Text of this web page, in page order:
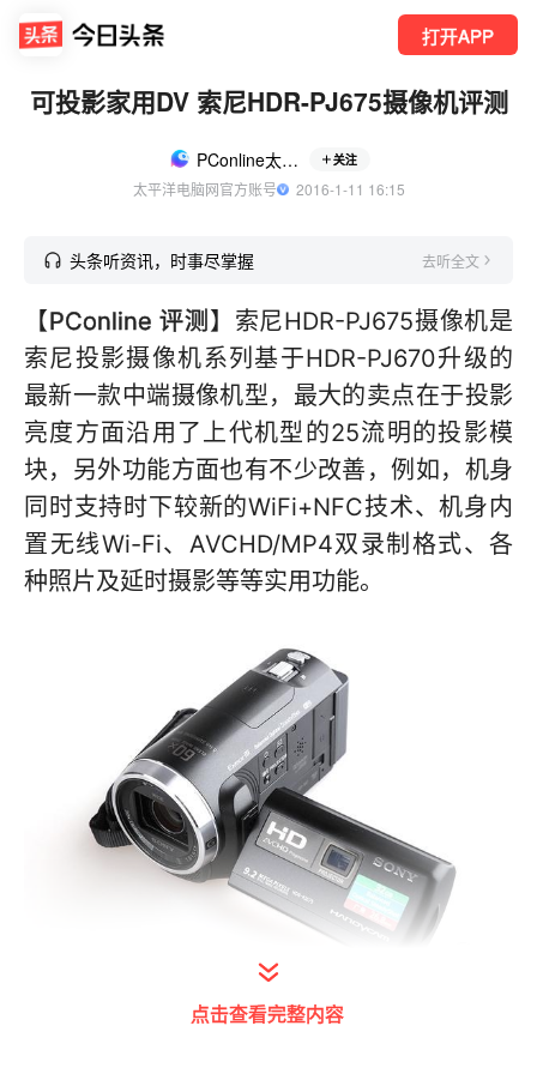
打开APP
可投影家用DV 索尼HDR-PJ675摄像机评测
PConline太平洋科技 关注
太平洋电脑网官方账号
  2016-1-11 16:15
头条听资讯，时事尽掌握 去听全文
【PConline 评测 】索尼HDR-PJ675摄像机是
索尼投影摄像机系列基于HDR-PJ670升级的
最新一款中端摄像机型，最大的卖点在于投影
亮度方面沿用了上代机型的25流明的投影模
块，另外功能方面也有不少改善，例如，机身
同时支持时下较新的WiFi+NFC技术、机身内
置无线Wi-Fi、AVCHD/MP4双录制格式、各
种照片及延时摄影等等实用功能。
索尼 HDR-PJ675图片评测论坛
点击查看完整内容